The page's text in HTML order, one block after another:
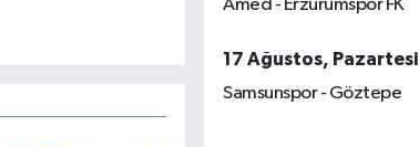
Amed - Erzurumspor FK
17 Ağustos, Pazartesi
Samsunspor - Göztepe